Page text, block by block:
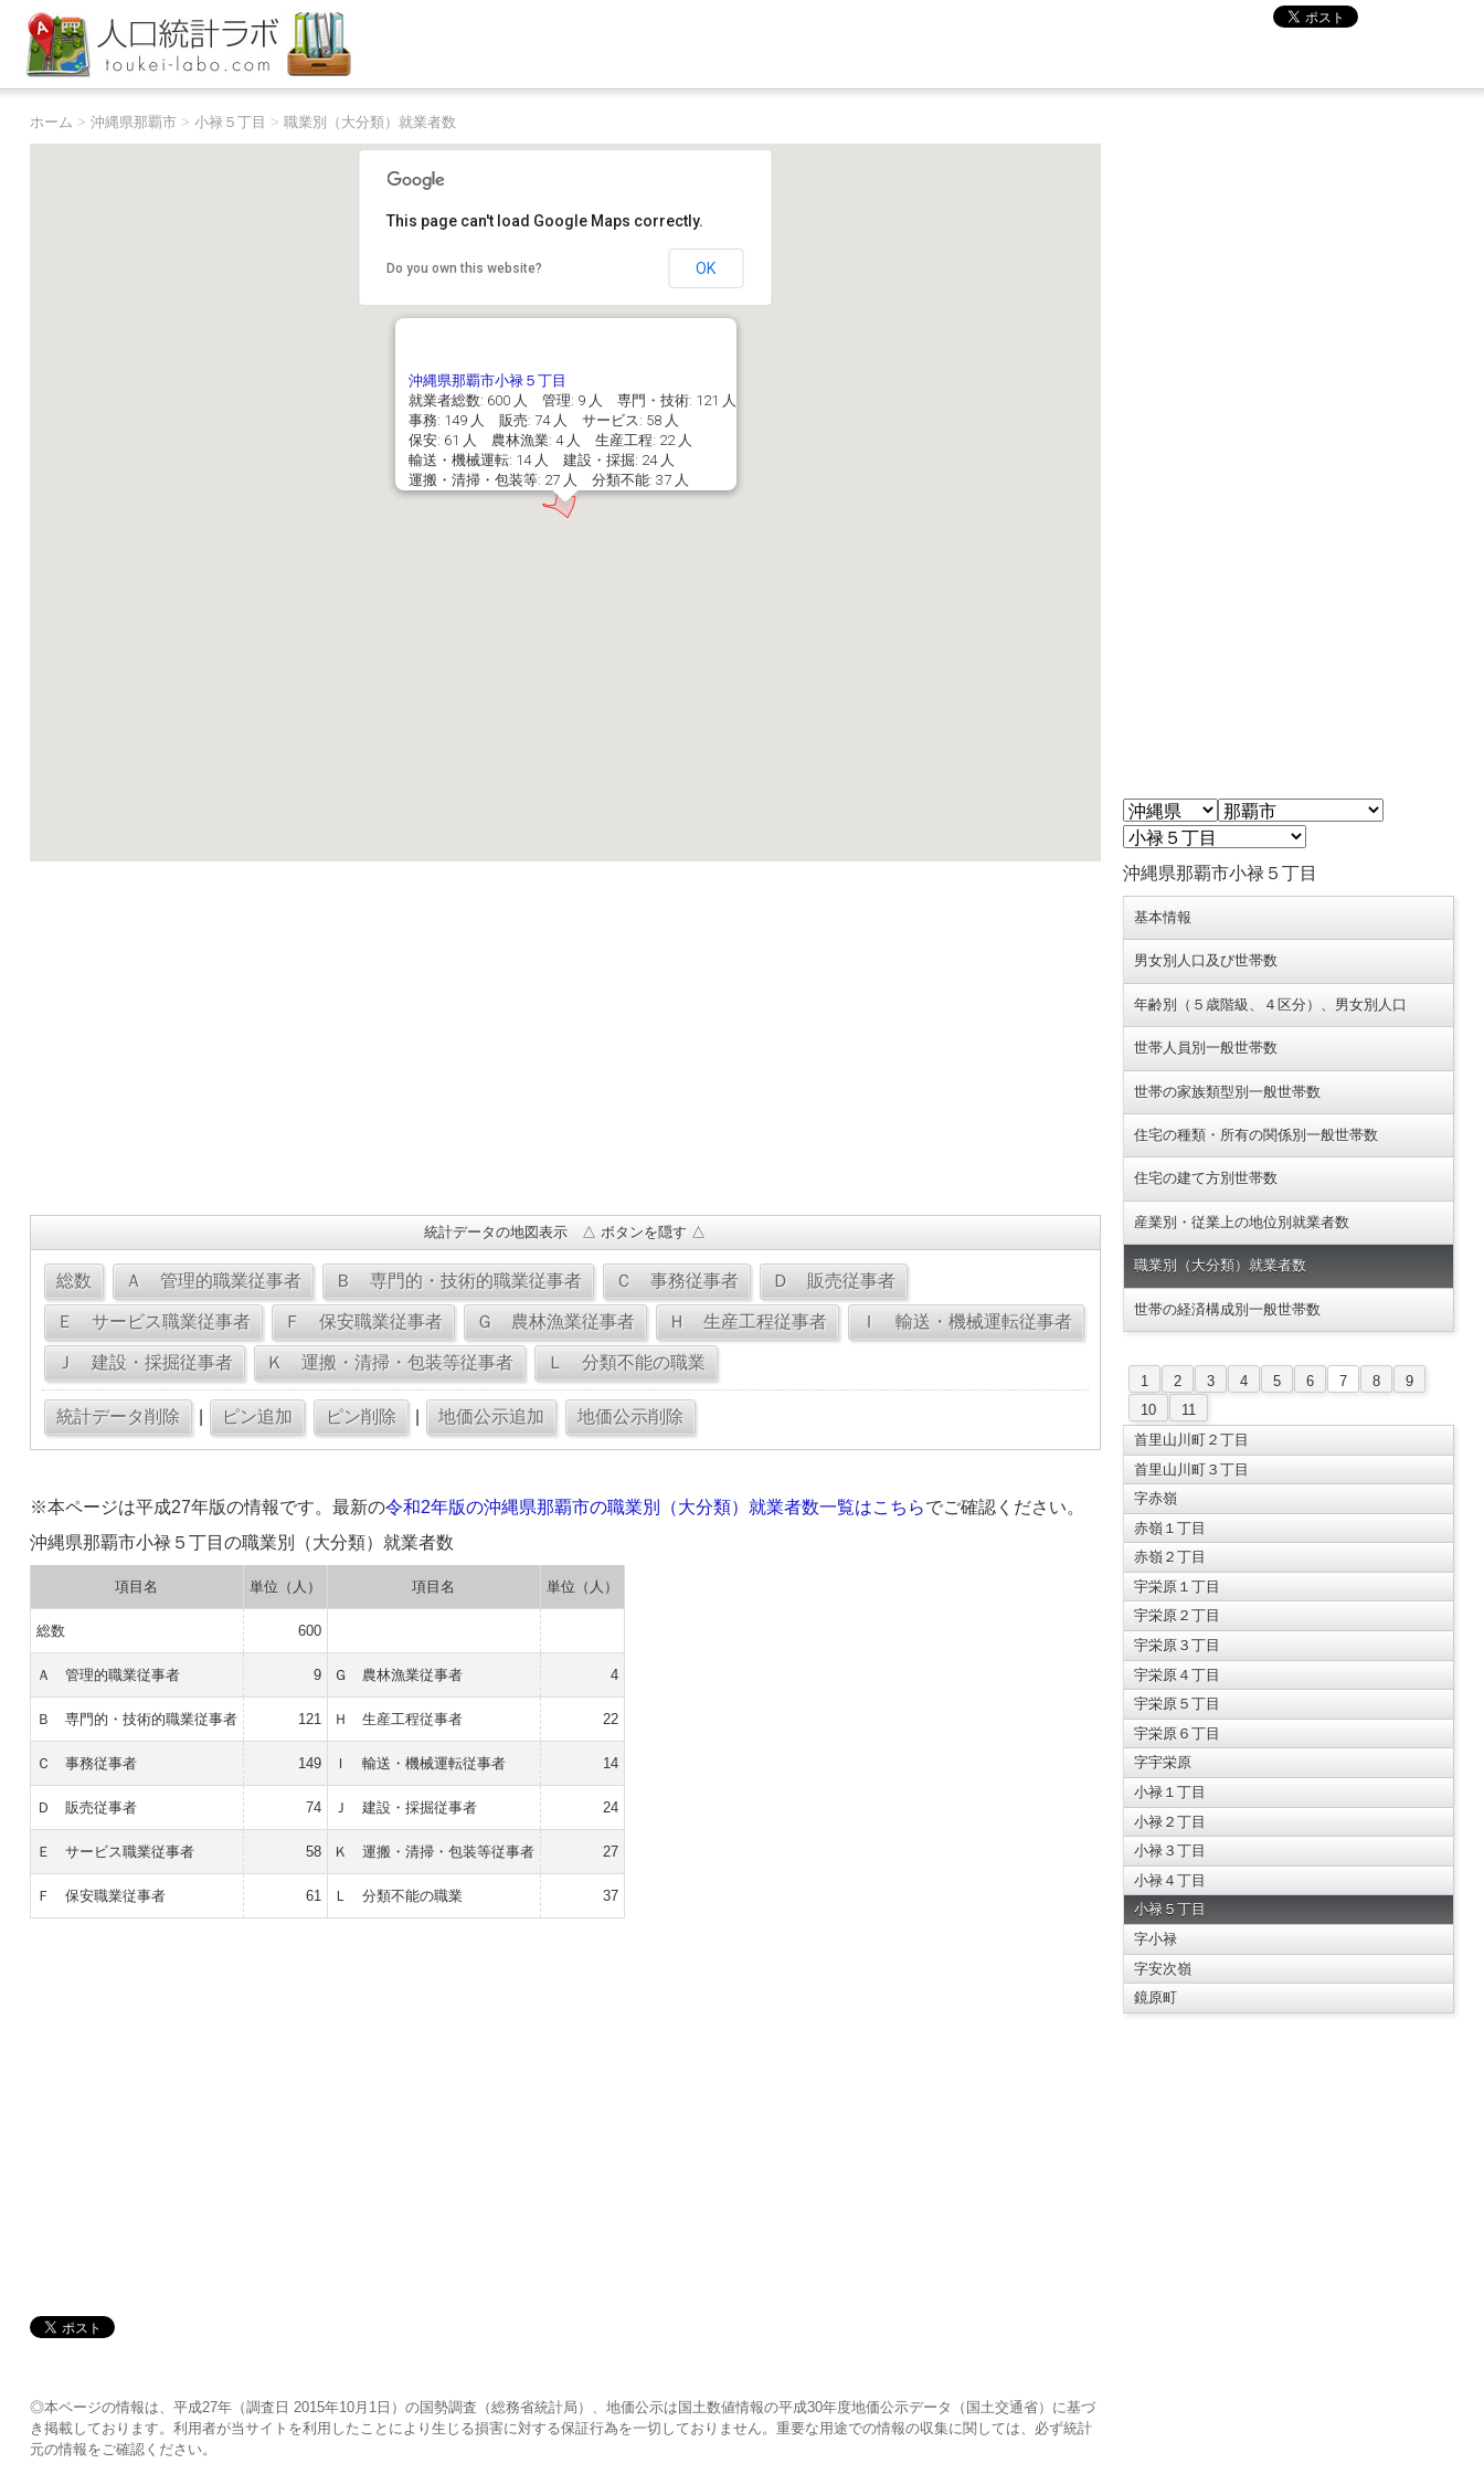
ホーム > 沖縄県那覇市> 小禄５丁目 > 職業別（大分類）就業者数
沖縄県那覇市小禄５丁目
就業者総数: 600 人 管理: 9 人 専門・技術: 121 人
事務: 149 人 販売: 74 人 サービス: 58 人
保安: 61 人 農林漁業: 4 人 生産工程: 22 人
輸送・機械運転: 14 人 建設・採掘: 24 人
運搬・清掃・包装等: 27 人 分類不能: 37 人
This page can't load Google Maps correctly.
Do you own this website? OK
統計データの地図表示 △ ボタンを隠す △
※本ページは平成27年版の情報です。最新の令和2年版の沖縄県那覇市の職業別（大分類）就業者数一覧はこちらでご確認ください。
沖縄県那覇市小禄５丁目の職業別（大分類）就業者数
項目名 単位（人） 項目名 単位（人）
総数 600
Ａ 管理的職業従事者 9 Ｇ 農林漁業従事者 4
Ｂ 専門的・技術的職業従事者 121 Ｈ 生産工程従事者 22
Ｃ 事務従事者 149 Ｉ 輸送・機械運転従事者 14
Ｄ 販売従事者 74 Ｊ 建設・採掘従事者 24
Ｅ サービス職業従事者 58 Ｋ 運搬・清掃・包装等従事者 27
Ｆ 保安職業従事者 61 Ｌ 分類不能の職業 37
◎本ページの情報は、平成27年（調査日 2015年10月1日）の国勢調査（総務省統計局）、地価公示は国土数値情報の平成30年度地価公示データ（国土交通省）に基づ
き掲載しております。利用者が当サイトを利用したことにより生じる損害に対する保証行為を一切しておりません。重要な用途での情報の収集に関しては、必ず統計
元の情報をご確認ください。
沖縄県那覇市小禄５丁目
基本情報
男女別人口及び世帯数
年齢別（５歳階級、４区分）、男女別人口
世帯人員別一般世帯数
世帯の家族類型別一般世帯数
住宅の種類・所有の関係別一般世帯数
住宅の建て方別世帯数
産業別・従業上の地位別就業者数
職業別（大分類）就業者数
世帯の経済構成別一般世帯数
1 2 3 4 5 6 7 8
9
10
11
首里山川町２丁目
首里山川町３丁目
字赤嶺
赤嶺１丁目
赤嶺２丁目
宇栄原１丁目
宇栄原２丁目
宇栄原３丁目
宇栄原４丁目
宇栄原５丁目
宇栄原６丁目
字宇栄原
小禄１丁目
小禄２丁目
小禄３丁目
小禄４丁目
小禄５丁目
字小禄
字安次嶺
鏡原町